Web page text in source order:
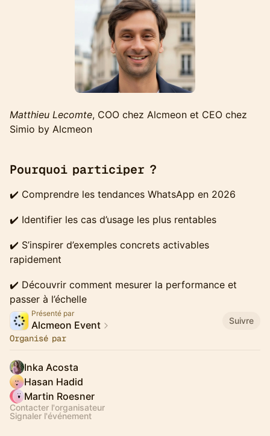
Matthieu Lecomte, COO chez Alcmeon et CEO chez
Simio by Alcmeon
Pourquoi participer ?
✔️ Comprendre les tendances WhatsApp en 2026
✔️ Identifier les cas d’usage les plus rentables
✔️ S’inspirer d’exemples concrets activables
rapidement
✔️ Découvrir comment mesurer la performance et
passer à l’échelle
Présenté par
Alcmeon Event Suivre
Organisé par
Inka Acosta
Hasan Hadid
Martin Roesner
Contacter l'organisateur
Signaler l'événement